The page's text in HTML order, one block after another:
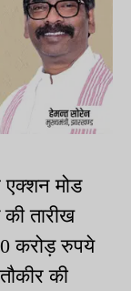
एक्शन मोड
तारीख
करोड़ रुपये
की